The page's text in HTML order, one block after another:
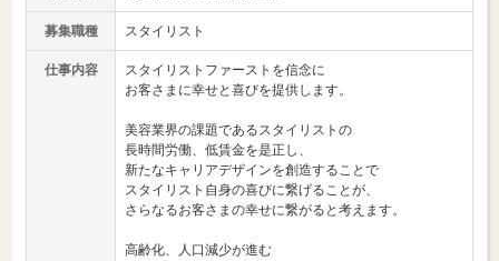
募集職種 スタイリスト
仕事内容
スタイリストファーストを信念に
お客さまに幸せと喜びを提供します。
美容業界の課題であるスタイリストの
長時間労働、低賃金を是正し、
新たなキャリアデザインを創造することで
スタイリスト自身の喜びに繋げることが、
さらなるお客さまの幸せに繋がると考えます。
高齢化、人口減少が進む